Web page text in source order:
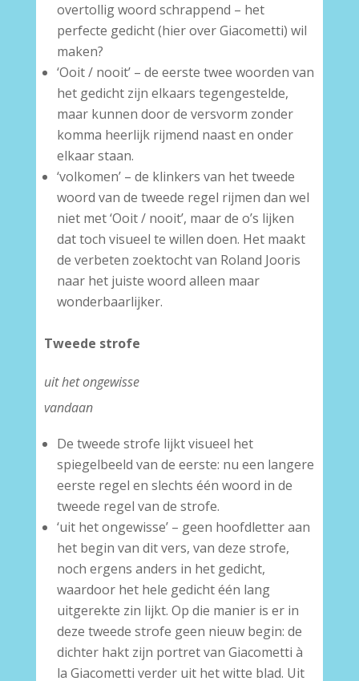
overtollig woord schrappend – het
perfecte gedicht (hier over Giacometti) wil
maken?
‘Ooit / nooit’ – de eerste twee woorden van
het gedicht zijn elkaars tegengestelde,
maar kunnen door de versvorm zonder
komma heerlijk rijmend naast en onder
elkaar staan.
‘volkomen’ – de klinkers van het tweede
woord van de tweede regel rijmen dan wel
niet met ‘Ooit / nooit’, maar de o’s lijken
dat toch visueel te willen doen. Het maakt
de verbeten zoektocht van Roland Jooris
naar het juiste woord alleen maar
wonderbaarlijker.
Tweede strofe
uit het ongewisse
vandaan
De tweede strofe lijkt visueel het
spiegelbeeld van de eerste: nu een langere
eerste regel en slechts één woord in de
tweede regel van de strofe.
‘uit het ongewisse’ – geen hoofdletter aan
het begin van dit vers, van deze strofe,
noch ergens anders in het gedicht,
waardoor het hele gedicht één lang
uitgerekte zin lijkt. Op die manier is er in
deze tweede strofe geen nieuw begin: de
dichter hakt zijn portret van Giacometti à
la Giacometti verder uit het witte blad. Uit